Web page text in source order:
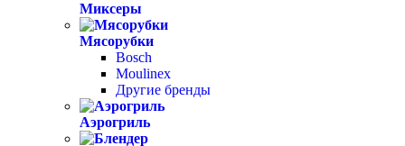
Миксеры
Мясорубки
Bosch
Moulinex
Другие бренды
Аэрогриль